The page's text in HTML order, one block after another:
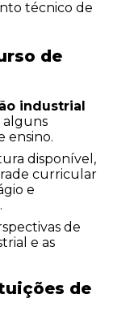
técnico de
de
industrial
alguns
ensino.
disponível,
curricular
e
de
e as
de